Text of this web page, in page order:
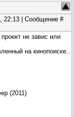
22:13 | Сообщение #
не завис или
на кинопоиске..
(2011)